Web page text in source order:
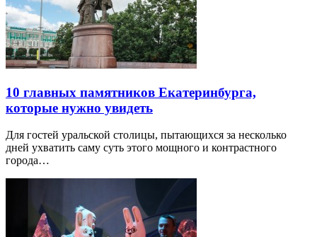
10 главных памятников Екатеринбурга,
которые нужно увидеть
Для гостей уральской столицы, пытающихся за несколько
дней ухватить саму суть этого мощного и контрастного
города…